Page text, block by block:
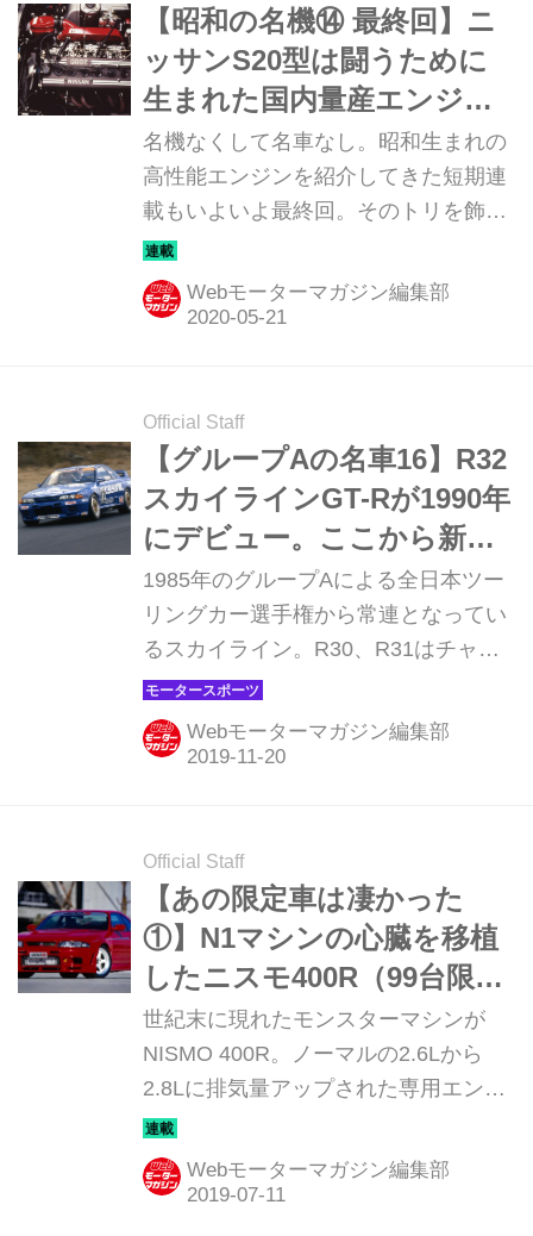
プロトタイプカー・R380シリーズや初
代ハコスカGT-Rを駆り、数々の名バト
ルを繰り広げた黒澤元治が語る。連載
第3回（全6回）。（敬称略・新刊ムッ
ク「スカイラインGT-R Story＆history
Vol.1」より） ■インタビューと文：杉
野勝秀（COOLARTS）■写...
【昭和の名機⑭ 最終回】ニ
ッサンS20型は闘うために
生まれた国内量産エンジン
初の4バルブDOHC
名機なくして名車なし。昭和生まれの
高性能エンジンを紹介してきた短期連
載もいよいよ最終回。そのトリを飾る
のは、日産自動車が誇る伝説の名機
「S20」だ。わずか4年余の短い生涯な
がら今も語り継がれる名機を振り返
Webモーターマガジン編集部
Official Staff
【グループAの名車16】R32
スカイラインGT-Rが1990年
にデビュー。ここから新た
な伝説が始まった
1985年のグループAによる全日本ツー
リングカー選手権から常連となってい
るスカイライン。R30、R31はチャン
ピオン獲得を含め、それなりの成果は
挙げた。ただ、「速さ」、「強さ」と
いう面から見るとフォードシエラなど
ランドは日産のモータースポーツで譲
ることができないもの…。そんな関係
者の思いの中、1990年シーズンにデビ
ューしたのがR32スカイラインGT-Rだ
った。
Webモーターマガジン編集部
Official Staff
【あの限定車は凄かった
①】N1マシンの心臓を移植
したニスモ400R（99台限定
／1995年2月1日受注開始／
販売価格：1200万円・当
時）
世紀末に現れたモンスターマシンが
NISMO 400R。ノーマルの2.6Lから
2.8Lに排気量アップされた専用エンジ
ンはN1マシンと同等の400psを発生
し、そのパワーに合わせてボディ／シ
ャシには抜本的に手が入れられた。ま
Webモーターマガジン編集部